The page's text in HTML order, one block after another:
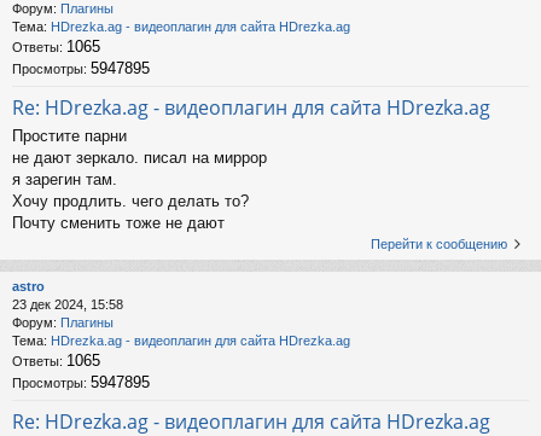
Форум: Плагины
Тема: HDrezka.ag - видеоплагин для сайта HDrezka.ag
Ответы: 1065
Просмотры: 5947895
Re: HDrezka.ag - видеоплагин для сайта HDrezka.ag
Простите парни
не дают зеркало. писал на миррор
я зарегин там.
Хочу продлить. чего делать то?
Почту сменить тоже не дают
Перейти к сообщению
astro
23 дек 2024, 15:58
Форум: Плагины
Тема: HDrezka.ag - видеоплагин для сайта HDrezka.ag
Ответы: 1065
Просмотры: 5947895
Re: HDrezka.ag - видеоплагин для сайта HDrezka.ag